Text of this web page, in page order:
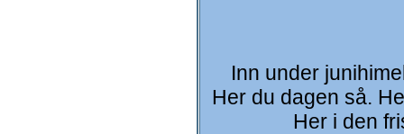
Inn under
Her du dagen så.
Her i den